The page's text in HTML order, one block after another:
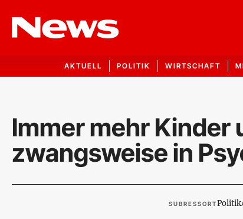
AKTUELL POLITIK WIRTSCHAFT
Immer mehr Kinder
zwangsweise in
SUBRESSORTPolitik